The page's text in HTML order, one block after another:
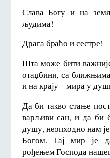
Слава Богу и на
људима!
Драга браћо и сестре!
Шта може бити
отаџбини, са
и на крају – мира у
Да би такво стање
варљиви сан, и да би
душу, неопходно нам
Богом. Тај мир је
рођењем Господа